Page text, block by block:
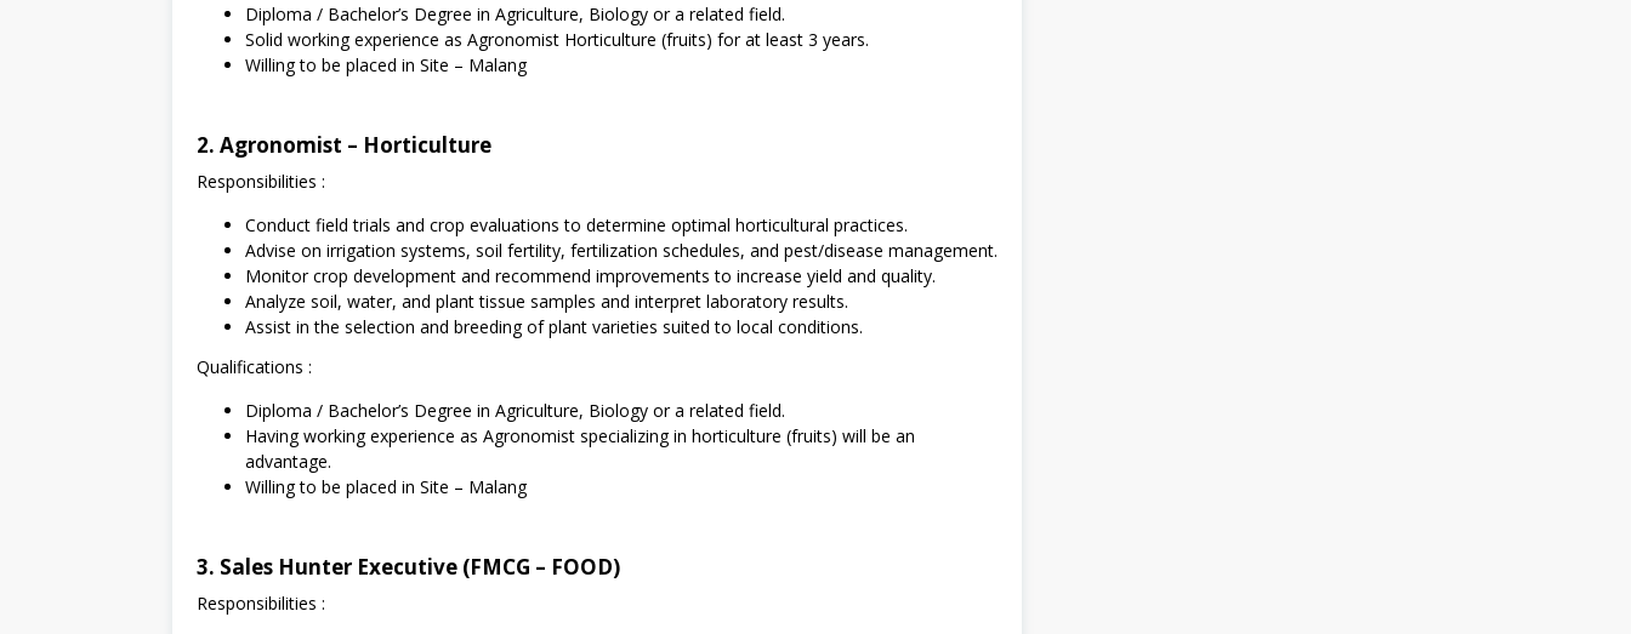
Diploma / Bachelor’s Degree in Agriculture, Biology or a related field.
Solid working experience as Agronomist Horticulture (fruits) for at least 3 years.
Willing to be placed in Site – Malang
2. Agronomist – Horticulture
Responsibilities :
Conduct field trials and crop evaluations to determine optimal horticultural practices.
Advise on irrigation systems, soil fertility, fertilization schedules, and pest/disease management.
Monitor crop development and recommend improvements to increase yield and quality.
Analyze soil, water, and plant tissue samples and interpret laboratory results.
Assist in the selection and breeding of plant varieties suited to local conditions.
Qualifications :
Diploma / Bachelor’s Degree in Agriculture, Biology or a related field.
Having working experience as Agronomist specializing in horticulture (fruits) will be an
advantage.
Willing to be placed in Site – Malang
3. Sales Hunter Executive (FMCG – FOOD)
Responsibilities :